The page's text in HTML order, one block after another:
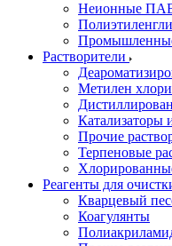
Неионные
Растворители
Метилен
Катализаторы
Прочие
Терпеновые
Реагенты для
Кварцевый
Коагулянты